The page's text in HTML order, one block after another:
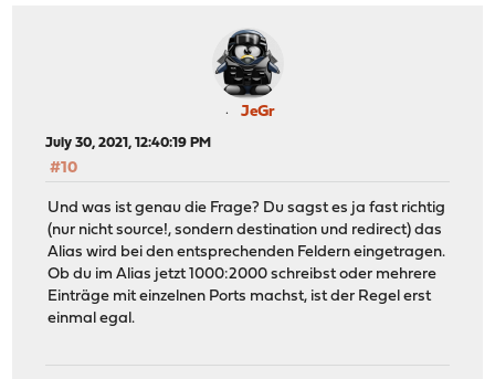
JeGr
July 30, 2021, 12:40:19 PM
#10
Und was ist genau die Frage? Du sagst es ja fast richtig
(nur nicht source!, sondern destination und redirect) das
Alias wird bei den entsprechenden Feldern eingetragen.
Ob du im Alias jetzt 1000:2000 schreibst oder mehrere
Einträge mit einzelnen Ports machst, ist der Regel erst
einmal egal.